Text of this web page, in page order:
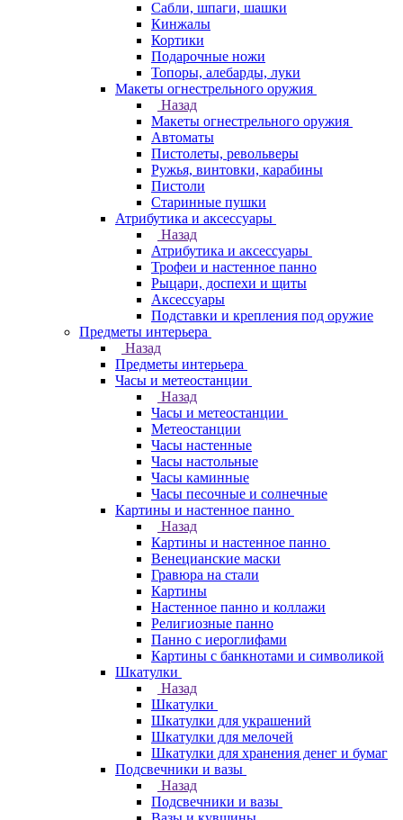
Сабли, шпаги, шашки
Кинжалы
Кортики
Подарочные ножи
Топоры, алебарды, луки
Макеты огнестрельного оружия
Назад
Макеты огнестрельного оружия
Автоматы
Пистолеты, револьверы
Ружья, винтовки, карабины
Пистоли
Старинные пушки
Атрибутика и аксессуары
Назад
Атрибутика и аксессуары
Трофеи и настенное панно
Рыцари, доспехи и щиты
Аксессуары
Подставки и крепления под оружие
Предметы интерьера
Назад
Предметы интерьера
Часы и метеостанции
Назад
Часы и метеостанции
Метеостанции
Часы настенные
Часы настольные
Часы каминные
Часы песочные и солнечные
Картины и настенное панно
Назад
Картины и настенное панно
Венецианские маски
Гравюра на стали
Картины
Настенное панно и коллажи
Религиозные панно
Панно с иероглифами
Картины с банкнотами и символикой
Шкатулки
Назад
Шкатулки
Шкатулки для украшений
Шкатулки для мелочей
Шкатулки для хранения денег и бумаг
Подсвечники и вазы
Назад
Подсвечники и вазы